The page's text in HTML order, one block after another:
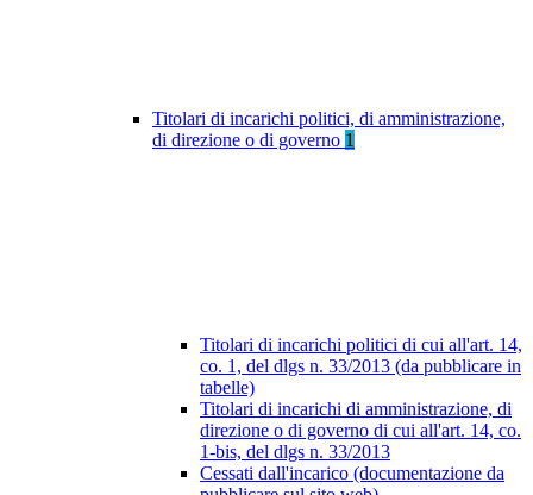
Titolari di incarichi politici, di amministrazione,
di direzione o di governo 1
Titolari di incarichi politici di cui all'art. 14,
co. 1, del dlgs n. 33/2013 (da pubblicare in
tabelle)
Titolari di incarichi di amministrazione, di
direzione o di governo di cui all'art. 14, co.
1-bis, del dlgs n. 33/2013
Cessati dall'incarico (documentazione da